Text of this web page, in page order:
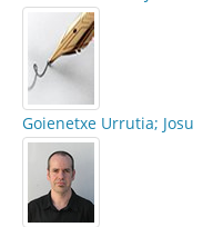
Goienetxe Urrutia; Josu